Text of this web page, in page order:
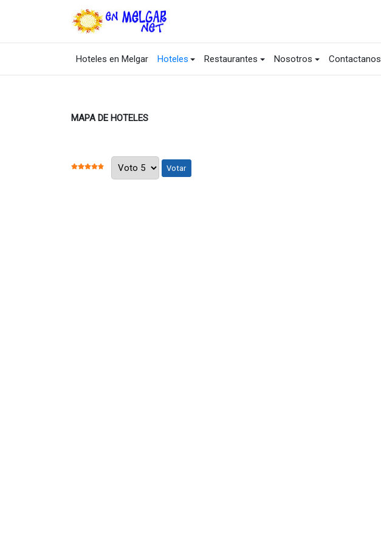
Hoteles en Melgar Hoteles Restaurantes Nosotros Contactanos
MAPA DE HOTELES
RATIO:5/5
Por favor, vote